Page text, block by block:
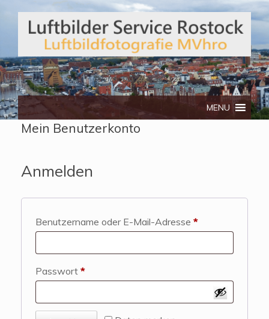
Telefon: 0172/3134512
MENU
Mein Benutzerkonto
Anmelden
Benutzername oder E-Mail-Adresse *Required
Passwort *Required